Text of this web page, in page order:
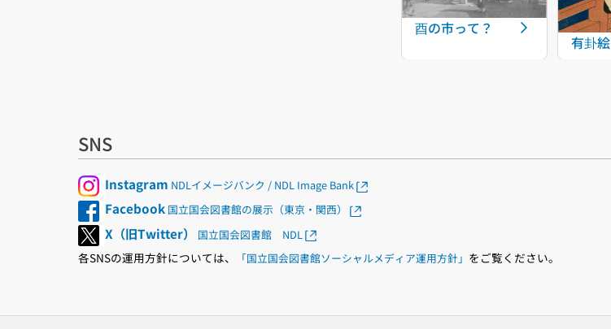
酉の市って？
有卦絵
SNS
Instagram NDLイメージバンク / NDL Image Bank
Facebook 国立国会図書館の展示（東京・関西）
X（旧Twitter） 国立国会図書館 NDL
各SNSの運用方針については、 「国立国会図書館ソーシャルメディア運用方針」 をご覧ください。